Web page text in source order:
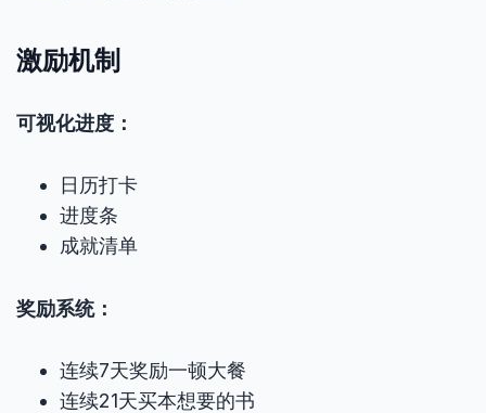
激励机制
可视化进度：
日历打卡
进度条
成就清单
奖励系统：
连续7天奖励一顿大餐
连续21天买本想要的书